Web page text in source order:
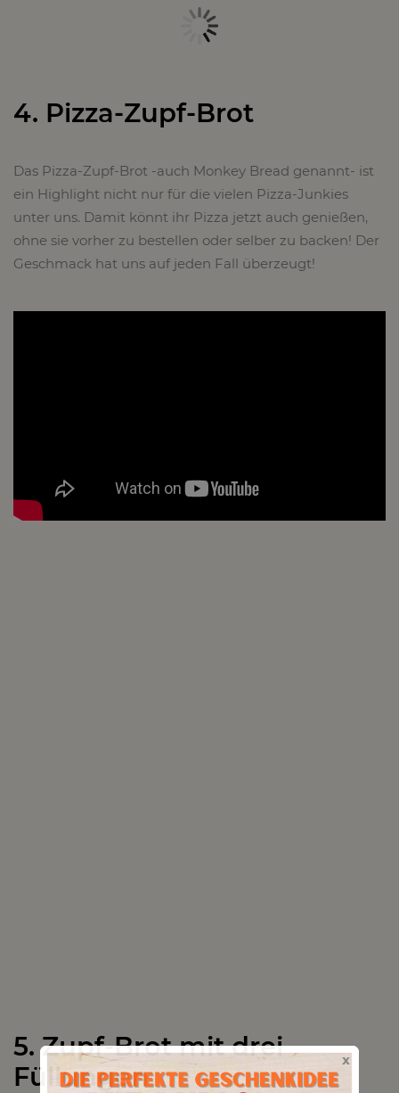
x
4. Pizza-Zupf-Brot
Das Pizza-Zupf-Brot -auch Monkey Bread genannt- ist
ein Highlight nicht nur für die vielen Pizza-Junkies
unter uns. Damit könnt ihr Pizza jetzt auch genießen,
ohne sie vorher zu bestellen oder selber zu backen! Der
Geschmack hat uns auf jeden Fall überzeugt!
5. Zupf-Brot mit drei
Füllungen